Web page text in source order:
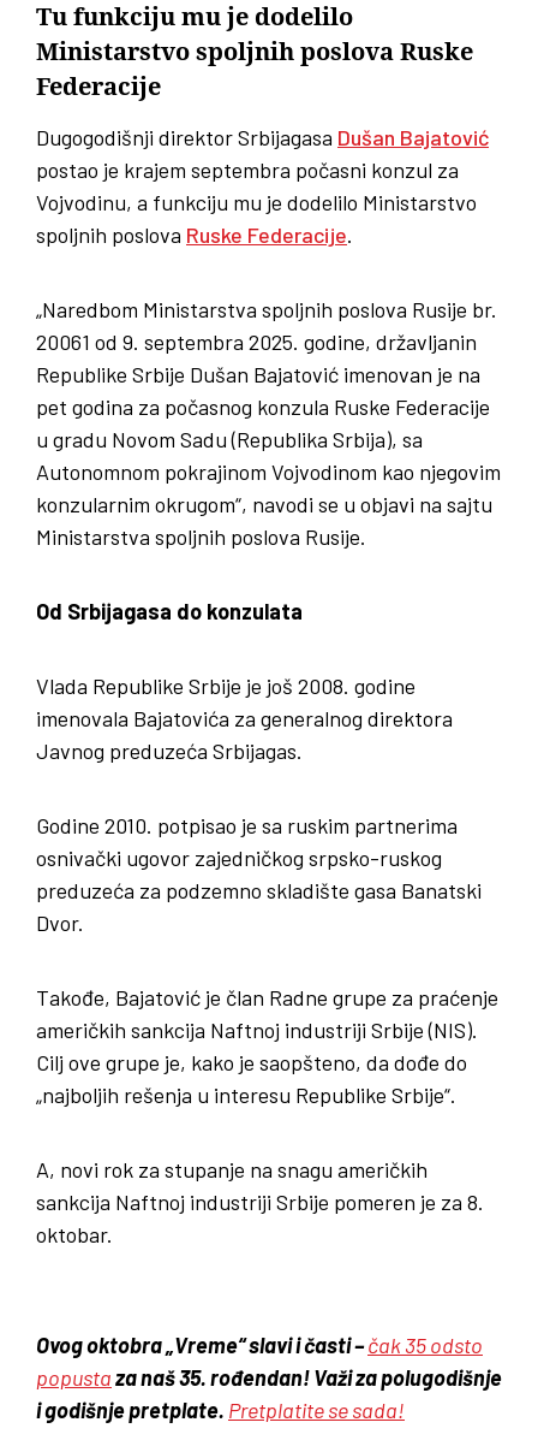
Tu funkciju mu je dodelilo
Ministarstvo spoljnih poslova Ruske
Federacije
Dugogodišnji direktor Srbijagasa Dušan Bajatović
postao je krajem septembra počasni konzul za
Vojvodinu, a funkciju mu je dodelilo Ministarstvo
spoljnih poslova Ruske Federacije.
„Naredbom Ministarstva spoljnih poslova Rusije br.
20061 od 9. septembra 2025. godine, državljanin
Republike Srbije Dušan Bajatović imenovan je na
pet godina za počasnog konzula Ruske Federacije
u gradu Novom Sadu (Republika Srbija), sa
Autonomnom pokrajinom Vojvodinom kao njegovim
konzularnim okrugom“, navodi se u objavi na sajtu
Ministarstva spoljnih poslova Rusije.
Od Srbijagasa do konzulata
Vlada Republike Srbije je još 2008. godine
imenovala Bajatovića za generalnog direktora
Javnog preduzeća Srbijagas.
Godine 2010. potpisao je sa ruskim partnerima
osnivački ugovor zajedničkog srpsko-ruskog
preduzeća za podzemno skladište gasa Banatski
Dvor.
Takođe, Bajatović je član Radne grupe za praćenje
američkih sankcija Naftnoj industriji Srbije (NIS).
Cilj ove grupe je, kako je saopšteno, da dođe do
„najboljih rešenja u interesu Republike Srbije“.
A, novi rok za stupanje na snagu američkih
sankcija Naftnoj industriji Srbije pomeren je za 8.
oktobar.
Ovog oktobra „Vreme“ slavi i časti –čak 35 odsto
popustaza naš 35. rođendan! Važi za polugodišnje
i godišnje pretplate. Pretplatite se sada!